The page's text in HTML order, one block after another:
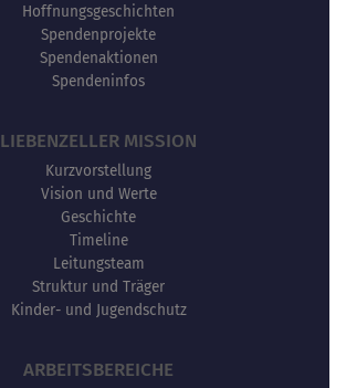
Hoffnungsgeschichten
Spendenprojekte
Spendenaktionen
Spendeninfos
LIEBENZELLER MISSION
Kurzvorstellung
Vision und Werte
Geschichte
Timeline
Leitungsteam
Struktur und Träger
Kinder- und Jugendschutz
ARBEITSBEREICHE